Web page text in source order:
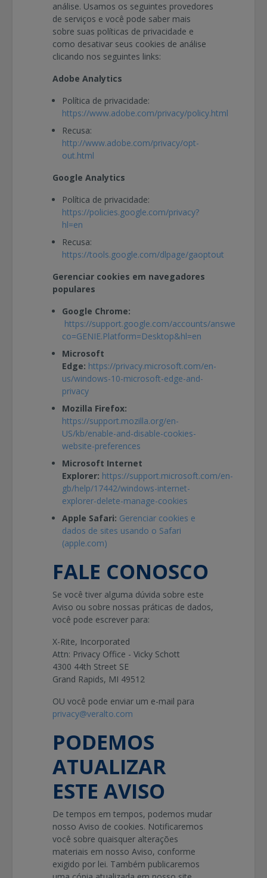
análise. Usamos os seguintes provedores
de serviços e você pode saber mais
sobre suas políticas de privacidade e
como desativar seus cookies de análise
clicando nos seguintes links:
Adobe Analytics
Política de privacidade:
https://www.adobe.com/privacy/policy.html
Recusa:
http://www.adobe.com/privacy/opt-
out.html
Google Analytics
Política de privacidade:
https://policies.google.com/privacy?
hl=en
Recusa:
https://tools.google.com/dlpage/gaoptout
Gerenciar cookies em navegadores
populares
Google Chrome:
https://support.google.com/accounts/answer/
co=GENIE.Platform=Desktop&hl=en
Microsoft
Edge: https://privacy.microsoft.com/en-
us/windows-10-microsoft-edge-and-
privacy
Mozilla Firefox:
https://support.mozilla.org/en-
US/kb/enable-and-disable-cookies-
website-preferences
Microsoft Internet
Explorer: https://support.microsoft.com/en-
gb/help/17442/windows-internet-
explorer-delete-manage-cookies
Apple Safari: Gerenciar cookies e
dados de sites usando o Safari
(apple.com)
FALE CONOSCO
Se você tiver alguma dúvida sobre este
Aviso ou sobre nossas práticas de dados,
você pode escrever para:
X-Rite, Incorporated
Attn: Privacy Office - Vicky Schott
4300 44th Street SE
Grand Rapids, MI 49512
OU você pode enviar um e-mail para
privacy@veralto.com
PODEMOS
ATUALIZAR
ESTE AVISO
De tempos em tempos, podemos mudar
nosso Aviso de cookies. Notificaremos
você sobre quaisquer alterações
materiais em nosso Aviso, conforme
exigido por lei. Também publicaremos